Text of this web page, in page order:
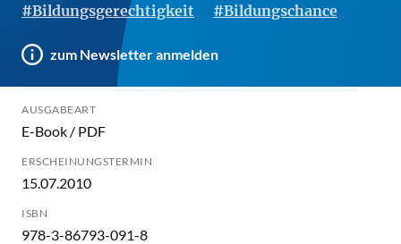
#Bildungsgerechtigkeit
#Bildungschance
zum Newsletter anmelden
AUSGABEART
E-Book / PDF
ERSCHEINUNGSTERMIN
15.07.2010
ISBN
978-3-86793-091-8